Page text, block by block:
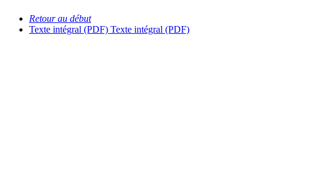
Retour au début
Texte intégral (PDF) Texte intégral (PDF)